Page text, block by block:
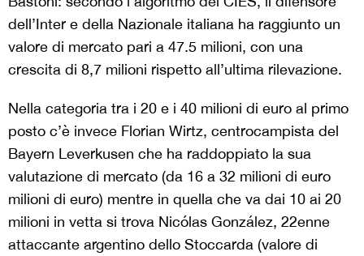
dell’Inter e della Nazionale italiana ha raggiunto un
valore di mercato pari a 47.5 milioni, con una
crescita di 8,7 milioni rispetto all’ultima rilevazione.
Nella categoria tra i 20 e i 40 milioni di euro al primo
posto c’è invece Florian Wirtz, centrocampista del
Bayern Leverkusen che ha raddoppiato la sua
valutazione di mercato (da 16 a 32 milioni di euro
milioni di euro) mentre in quella che va dai 10 ai 20
milioni in vetta si trova Nicólas González, 22enne
attaccante argentino dello Stoccarda (valore di